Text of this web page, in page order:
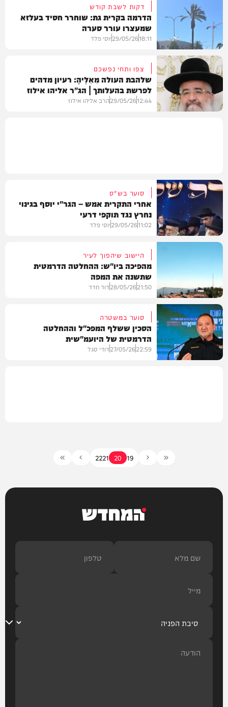
חדשות
חדשות
דקות לשבת קודש
הדרמה בקרית גת: שוחרר חסיד בעלזא
שמעצרו עורר סערה
18:11
29/05/26יוסי פלד
צפו ותחי נפשכם
שלהבת העולה מֵאֵלֶיהָ: רעיון מדהים
לפרשת בהעלותך | הג"ר אליהו אילוז
12:44
29/05/26הרב אליהו אילוז
בארץ
סוער בש"ס
אחרי התקרית אמש – הגר"י יוסף בגינוי
נחרץ נגד תוקפי דרעי
11:02
29/05/26יוסי פלד
חדשות
היישוב שיהפוך לעיר
מהפיכה ביו"ש: ההחלטה הדרמטית
שתשנה את המפה
21:50
28/05/26דוד חדד
סוער במשטרה
הסכין ששלף המפכ"ל וההחלטה
הדרמטית של היועמ"שית
22:59
27/05/26דודי סגל
19
20
21
22
המחדש